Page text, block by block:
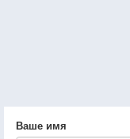
Ваше имя